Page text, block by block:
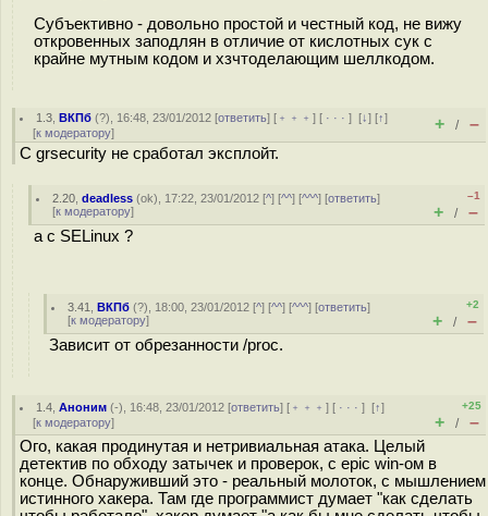
Субъективно - довольно простой и честный код, не вижу
откровенных заподлян в отличие от кислотных сук с
крайне мутным кодом и хзчтоделающим шеллкодом.
1.3 ,ВКПб (?), 16:48, 23/01/2012 [ответить] [ ﹢﹢﹢] [ · · ·][↓] [↑]
[к модератору] + / –
C grsecurity не сработал эксплойт.
2.20 ,deadless (ok), 17:22, 23/01/2012 [^] [^^] [^^^] [ответить]
[к модератору]
–1
+ / –
а с SELinux ?
3.41 ,ВКПб (?), 18:00, 23/01/2012 [^] [^^] [^^^] [ответить]
[к модератору]
+2
+ / –
Зависит от обрезанности /proc.
1.4 ,Аноним (-), 16:48, 23/01/2012 [ответить] [ ﹢﹢﹢] [ · · ·][↑]
[к модератору]
+25
+ / –
Ого, какая продинутая и нетривиальная атака. Целый
детектив по обходу затычек и проверок, с epic win-ом в
конце. Обнаруживший это - реальный молоток, с мышлением
истинного хакера. Там где программист думает "как сделать